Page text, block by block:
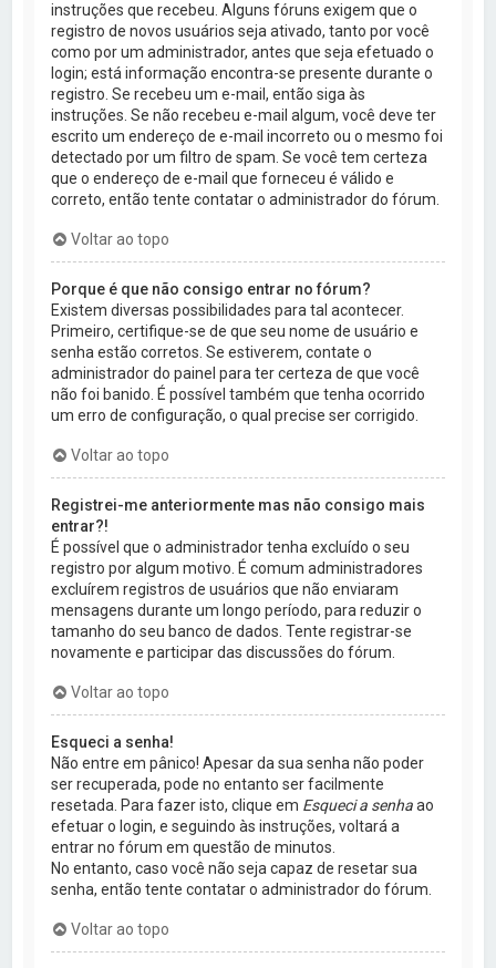
instruções que recebeu. Alguns fóruns exigem que o
registro de novos usuários seja ativado, tanto por você
como por um administrador, antes que seja efetuado o
login; está informação encontra-se presente durante o
registro. Se recebeu um e-mail, então siga às
instruções. Se não recebeu e-mail algum, você deve ter
escrito um endereço de e-mail incorreto ou o mesmo foi
detectado por um filtro de spam. Se você tem certeza
que o endereço de e-mail que forneceu é válido e
correto, então tente contatar o administrador do fórum.
Voltar ao topo
Porque é que não consigo entrar no fórum?
Existem diversas possibilidades para tal acontecer.
Primeiro, certifique-se de que seu nome de usuário e
senha estão corretos. Se estiverem, contate o
administrador do painel para ter certeza de que você
não foi banido. É possível também que tenha ocorrido
um erro de configuração, o qual precise ser corrigido.
Voltar ao topo
Registrei-me anteriormente mas não consigo mais
entrar?!
É possível que o administrador tenha excluído o seu
registro por algum motivo. É comum administradores
excluírem registros de usuários que não enviaram
mensagens durante um longo período, para reduzir o
tamanho do seu banco de dados. Tente registrar-se
novamente e participar das discussões do fórum.
Voltar ao topo
Esqueci a senha!
Não entre em pânico! Apesar da sua senha não poder
ser recuperada, pode no entanto ser facilmente
resetada. Para fazer isto, clique em Esqueci a senhaao
efetuar o login, e seguindo às instruções, voltará a
entrar no fórum em questão de minutos.
No entanto, caso você não seja capaz de resetar sua
senha, então tente contatar o administrador do fórum.
Voltar ao topo